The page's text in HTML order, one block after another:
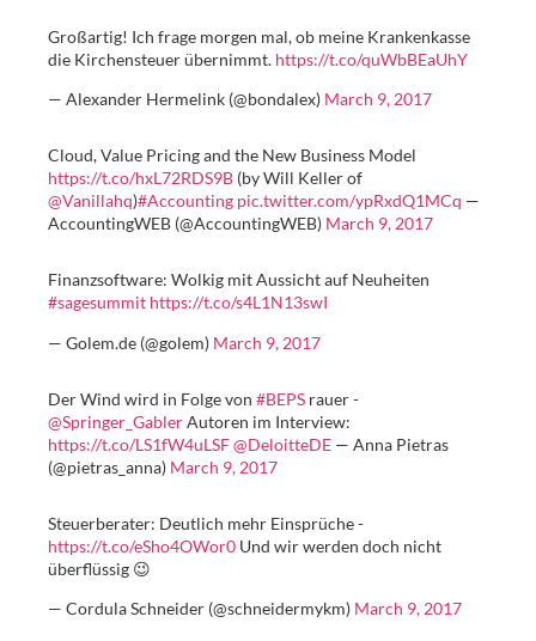
Großartig! Ich frage morgen mal, ob meine Krankenkasse
die Kirchensteuer übernimmt. https://t.co/quWbBEaUhY
— Alexander Hermelink (@bondalex) March 9, 2017
Cloud, Value Pricing and the New Business Model
https://t.co/hxL72RDS9B (by Will Keller of
@Vanillahq)#Accounting pic.twitter.com/ypRxdQ1MCq —
AccountingWEB (@AccountingWEB) March 9, 2017
Finanzsoftware: Wolkig mit Aussicht auf Neuheiten
#sagesummit https://t.co/s4L1N13swI
— Golem.de (@golem) March 9, 2017
Der Wind wird in Folge von #BEPS rauer -
@Springer_GablerAutoren im Interview:
https://t.co/LS1fW4uLSF@DeloitteDE — Anna Pietras
(@pietras_anna) March 9, 2017
Steuerberater: Deutlich mehr Einsprüche -
https://t.co/eSho4OWor0 Und wir werden doch nicht
überflüssig 😉
— Cordula Schneider (@schneidermykm) March 9, 2017